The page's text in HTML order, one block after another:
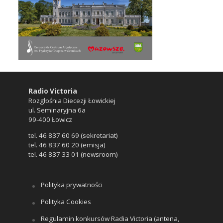
Radio Victoria
Rozgłośnia Diecezji Łowickiej
ul. Seminaryjna 6a
99-400 Łowicz
tel. 46 837 60 69 (sekretariat)
tel. 46 837 60 20 (emisja)
tel. 46 837 33 01 (newsroom)
Polityka prywatności
Polityka Cookies
Regulamin konkursów Radia Victoria (antena,